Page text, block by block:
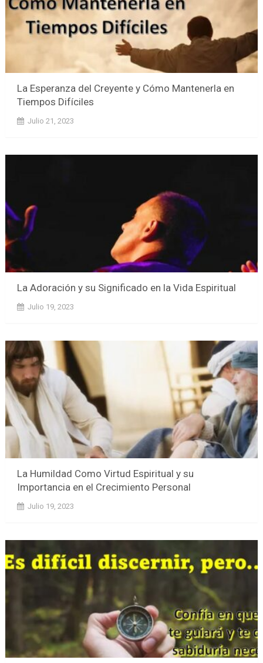
La Esperanza del Creyente y Cómo Mantenerla en
Tiempos Difíciles
Julio 21, 2023
La Adoración y su Significado en la Vida Espiritual
Julio 19, 2023
La Humildad Como Virtud Espiritual y su
Importancia en el Crecimiento Personal
Julio 19, 2023